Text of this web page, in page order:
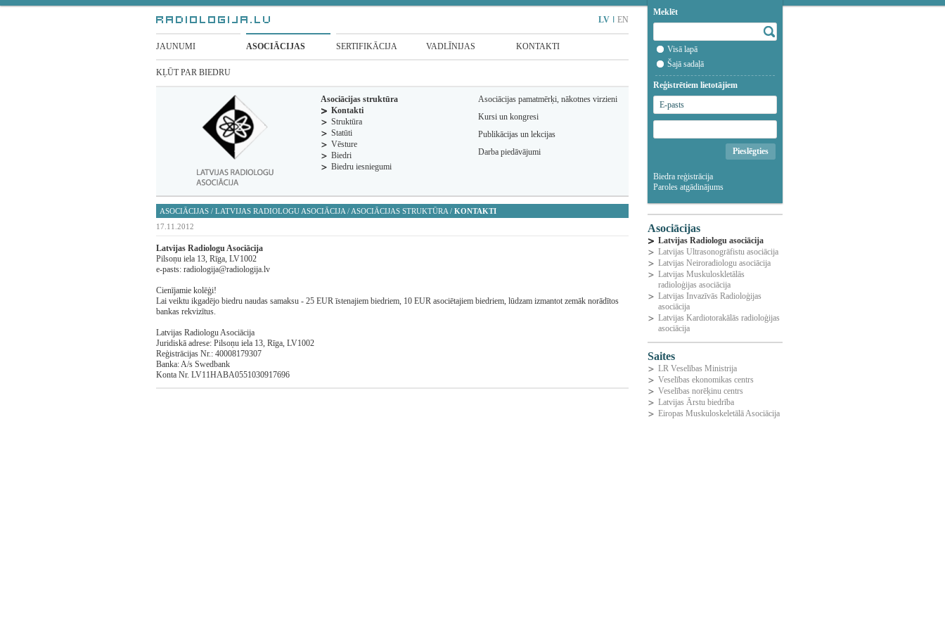
LV EN
JAUNUMI ASOCIĀCIJAS SERTIFIKĀCIJA VADLĪNIJAS KONTAKTI
KĻŪT PAR BIEDRU
Asociācijas struktūra
Kontakti
Struktūra
Statūti
Vēsture
Biedri
Biedru iesniegumi
Asociācijas pamatmērķi, nākotnes virzieni
Kursi un kongresi
Publikācijas un lekcijas
Darba piedāvājumi
ASOCIĀCIJAS / LATVIJAS RADIOLOGU ASOCIĀCIJA / ASOCIĀCIJAS STRUKTŪRA / KONTAKTI
17.11.2012
Latvijas Radiologu Asociācija
Pilsoņu iela 13, Rīga, LV1002
e-pasts: radiologija@radiologija.lv
Cienījamie kolēģi!
Lai veiktu ikgadējo biedru naudas samaksu - 25 EUR īstenajiem biedriem, 10 EUR asociētajiem biedriem, lūdzam izmantot zemāk norādītos
bankas rekvizītus.
Latvijas Radiologu Asociācija
Juridiskā adrese: Pilsoņu iela 13, Rīga, LV1002
Reģistrācijas Nr.: 40008179307
Banka: A/s Swedbank
Konta Nr. LV11HABA0551030917696
Meklēt
Visā lapā
Šajā sadaļā
Reģistrētiem lietotājiem
Biedra reģistrācija
Paroles atgādinājums
Asociācijas
Latvijas Radiologu asociācija
Latvijas Ultrasonogrāfistu asociācija
Latvijas Neiroradiologu asociācija
Latvijas Muskuloskletālās
radioloģijas asociācija
Latvijas Invazīvās Radioloģijas
asociācija
Latvijas Kardiotorakālās radioloģijas
asociācija
Saites
LR Veselības Ministrija
Veselības ekonomikas centrs
Veselības norēķinu centrs
Latvijas Ārstu biedrība
Eiropas Muskuloskeletālā Asociācija